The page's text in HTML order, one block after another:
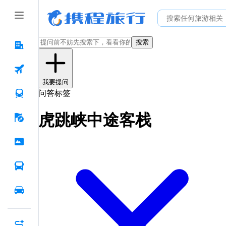
搜索
我要提问
问答标签
虎跳峡中途客栈